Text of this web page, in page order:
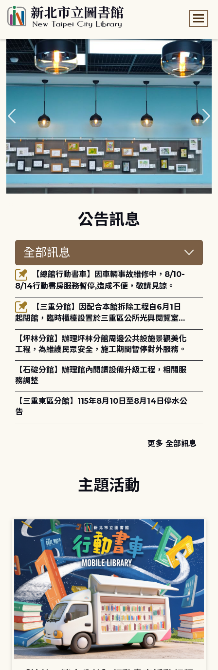
公告訊息
8/14行動書房服務暫停,造成不便，敬請見諒。
起閉館，臨時櫃檯設置於三重區公所光興閱覽室，
造成不便，敬請見諒。
【坪林分館】辦理坪林分館周邊公共設施景觀美化
工程，為維護民眾安全，施工期間暫停對外服務。
【石碇分館】辦理館內閱讀設備升級工程，相關服
務調整
【三重東區分館】115年8月10日至8月14日停水公
告
更多 全部訊息
主題活動